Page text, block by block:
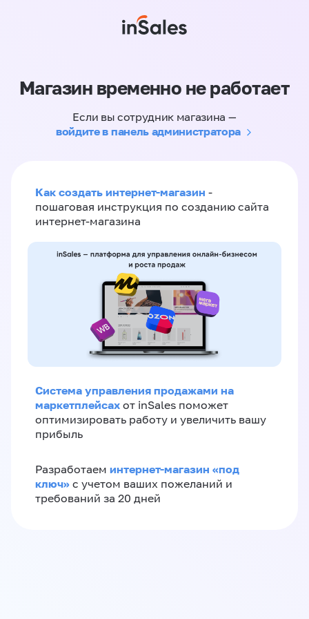
Магазин временно не работает
Если вы сотрудник магазина —
войдите в панель администратора
Как создать интернет-магазин -
пошаговая инструкция по созданию сайта
интернет-магазина
Система управления продажами на
маркетплейсах от inSales поможет
оптимизировать работу и увеличить вашу
прибыль
Разработаем интернет-магазин «‎под
ключ»‎ с учетом ваших пожеланий и
требований за 20 дней